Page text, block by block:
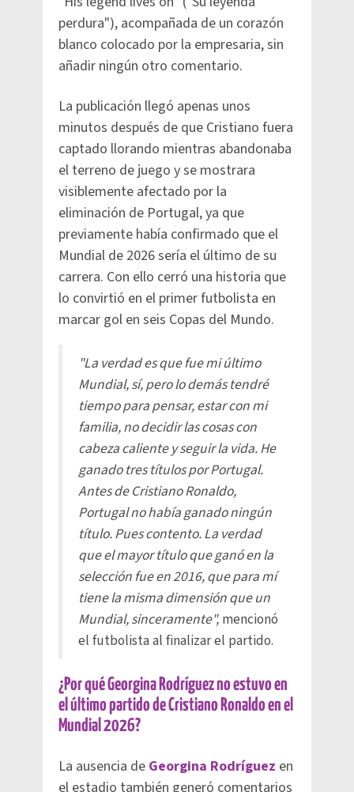
perdura"), acompañada de un corazón
blanco colocado por la empresaria, sin
añadir ningún otro comentario.
La publicación llegó apenas unos
minutos después de que Cristiano fuera
captado llorando mientras abandonaba
el terreno de juego y se mostrara
visiblemente afectado por la
eliminación de Portugal, ya que
previamente había confirmado que el
Mundial de 2026 sería el último de su
carrera. Con ello cerró una historia que
lo convirtió en el primer futbolista en
marcar gol en seis Copas del Mundo.
"La verdad es que fue mi último
Mundial, sí, pero lo demás tendré
tiempo para pensar, estar con mi
familia, no decidir las cosas con
cabeza caliente y seguir la vida. He
ganado tres títulos por Portugal.
Antes de Cristiano Ronaldo,
Portugal no había ganado ningún
título. Pues contento. La verdad
que el mayor título que ganó en la
selección fue en 2016, que para mí
tiene la misma dimensión que un
Mundial, sinceramente", mencionó
el futbolista al finalizar el partido.
¿Por qué Georgina Rodríguez no estuvo en
el último partido de Cristiano Ronaldo en el
Mundial 2026?
La ausencia de Georgina Rodríguez en
el estadio también generó comentarios